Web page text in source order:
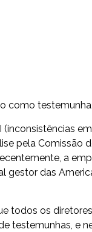
como
pela Comissão
a
gestor das
todos os
testemunhas, e